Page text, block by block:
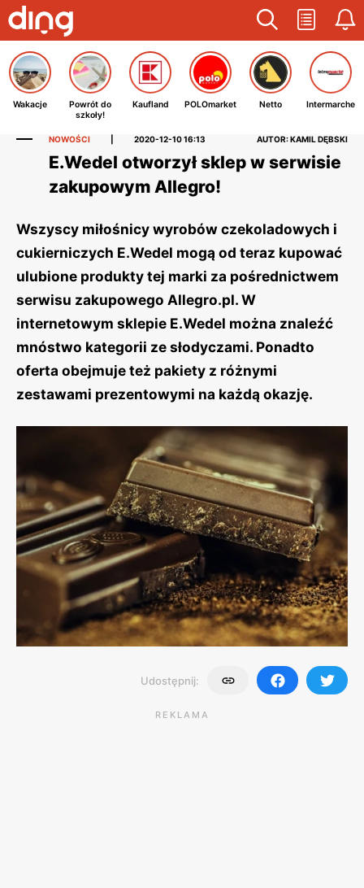
Wakacje
Powrót do
szkoły!
Kaufland POLOmarket Netto Intermarche
NOWOŚCI 2020-12-10 16:13 AUTOR: KAMIL DĘBSKI
E.Wedel otworzył sklep w serwisie
zakupowym Allegro!
Wszyscy miłośnicy wyrobów czekoladowych i
cukierniczych E.Wedel mogą od teraz kupować
ulubione produkty tej marki za pośrednictwem
serwisu zakupowego Allegro.pl. W
internetowym sklepie E.Wedel można znaleźć
mnóstwo kategorii ze słodyczami. Ponadto
oferta obejmuje też pakiety z różnymi
zestawami prezentowymi na każdą okazję.
Udostępnij:
REKLAMA